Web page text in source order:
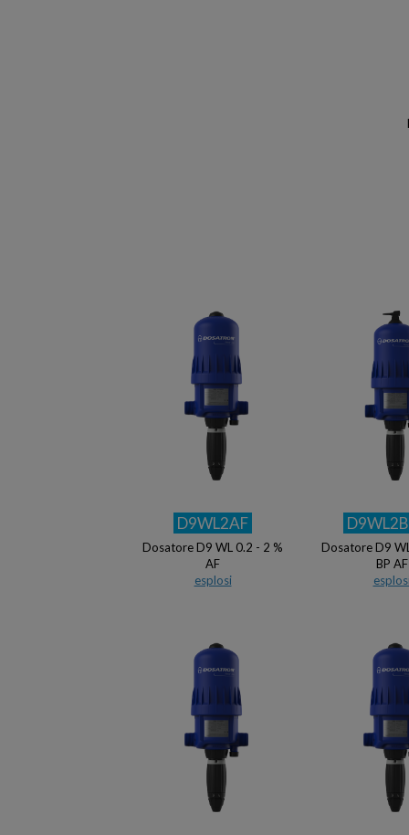
D9WL2AF
Dosatore D9 WL 0.2 - 2 %
AF
esplosi
Dosatore D9
BP AF